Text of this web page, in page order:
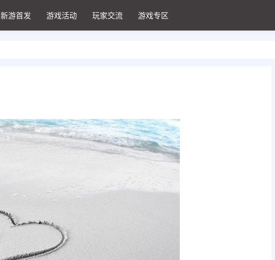
新游首发 游戏活动 玩家交流 游戏专区